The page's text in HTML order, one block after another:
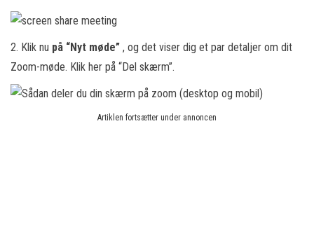
2. Klik nu på “Nyt møde” , og det viser dig et par detaljer om dit
Zoom-møde. Klik her på “Del skærm”.
Artiklen fortsætter under annoncen